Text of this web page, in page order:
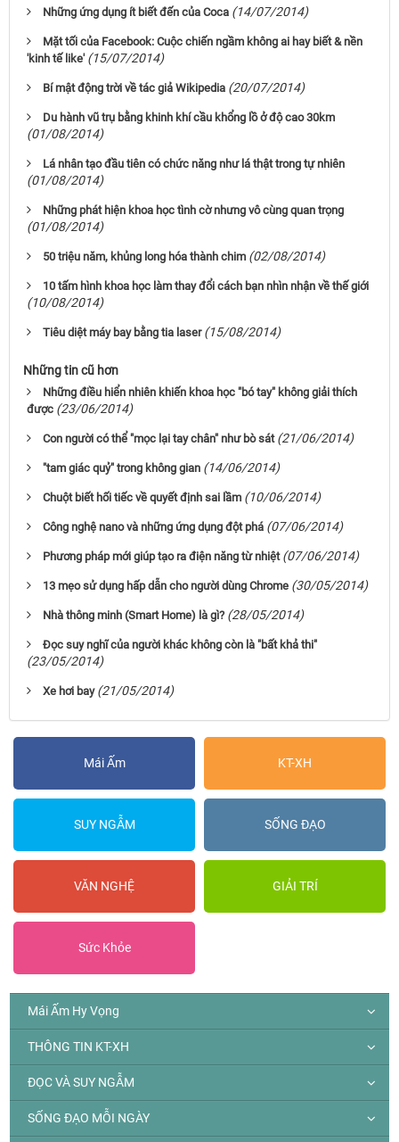
Những ứng dụng ít biết đến của Coca (14/07/2014)
Mặt tối của Facebook: Cuộc chiến ngầm không ai hay biết & nền
'kinh tế like' (15/07/2014)
Bí mật động trời về tác giả Wikipedia (20/07/2014)
Du hành vũ trụ bằng khinh khí cầu khổng lồ ở độ cao 30km
(01/08/2014)
Lá nhân tạo đầu tiên có chức năng như lá thật trong tự nhiên
(01/08/2014)
Những phát hiện khoa học tình cờ nhưng vô cùng quan trọng
(01/08/2014)
50 triệu năm, khủng long hóa thành chim (02/08/2014)
10 tấm hình khoa học làm thay đổi cách bạn nhìn nhận về thế giới
(10/08/2014)
Tiêu diệt máy bay bằng tia laser (15/08/2014)
Những tin cũ hơn
Những điều hiển nhiên khiến khoa học "bó tay" không giải thích
được (23/06/2014)
Con người có thể "mọc lại tay chân" như bò sát (21/06/2014)
"tam giác quỷ" trong không gian (14/06/2014)
Chuột biết hối tiếc về quyết định sai lầm (10/06/2014)
Công nghệ nano và những ứng dụng đột phá (07/06/2014)
Phương pháp mới giúp tạo ra điện năng từ nhiệt (07/06/2014)
13 mẹo sử dụng hấp dẫn cho người dùng Chrome (30/05/2014)
Nhà thông minh (Smart Home) là gì? (28/05/2014)
Đọc suy nghĩ của người khác không còn là "bất khả thi"
(23/05/2014)
Xe hơi bay (21/05/2014)
Mái Ấm KT-XH
SUY NGẪM SỐNG ĐẠO
VĂN NGHỆ GIẢI TRÍ
Sức Khỏe
Mái Ấm Hy Vọng
THÔNG TIN KT-XH
ĐỌC VÀ SUY NGẪM
SỐNG ĐẠO MỖI NGÀY